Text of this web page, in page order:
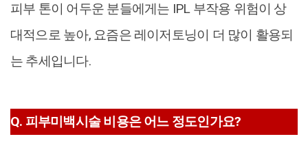
피부 톤이 어두운 분들에게는 IPL 부작용 위험이 상
대적으로 높아, 요즘은 레이저토닝이 더 많이 활용되
는 추세입니다.
Q. 피부미백시술 비용은 어느 정도인가요?